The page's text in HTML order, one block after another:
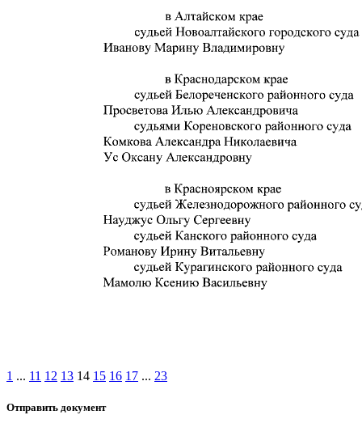
1 ... 11 12 13 14 15 16 17 ... 23
Отправить документ